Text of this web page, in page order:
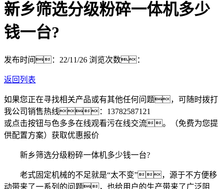
新乡筛选分级粉碎一体机多少
钱一台?
发布时间：22/11/26 浏览次数：
返回列表
如果您正在寻找相关产品或有其他任何问题，可随时拨打
我公司销售热线： 13782587121
或点击按钮与色多多在线观看污在线交流。（免费为您提
供配置方案） 获取优惠报价
新乡筛选分级粉碎一体机多少钱一台?
老式固定机械的不足就是“太不变”，源于不方便移
动带来了一系列的问题，也给用户的生产带来了广泛阻